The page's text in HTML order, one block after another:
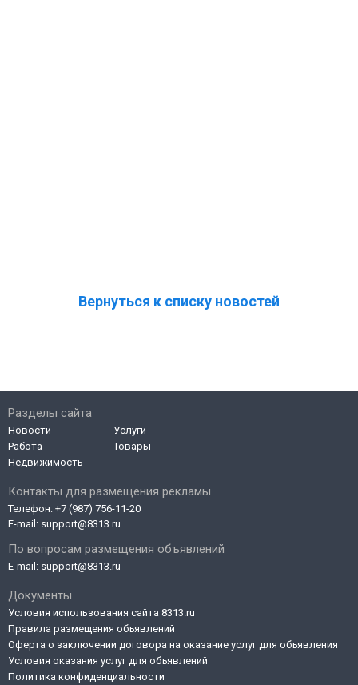
Вернуться к списку новостей
Контакты для размещения рекламы
Телефон: +7 (987) 756-11-20
E-mail: support@8313.ru
По вопросам размещения объявлений
E-mail: support@8313.ru
Документы
Условия использования сайта 8313.ru
Правила размещения объявлений
Оферта о заключении договора на оказание услуг для объявления
Условия оказания услуг для объявлений
Политика конфиденциальности
Разделы сайта
Новости
Работа
Недвижимость
Услуги
Товары